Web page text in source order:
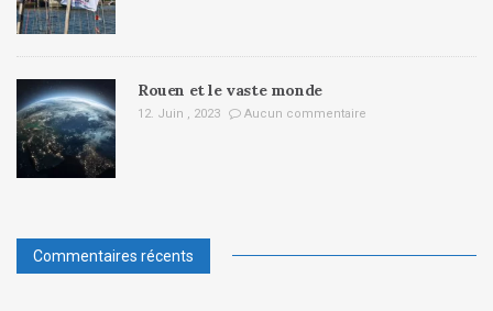
Rouen et le vaste monde
12. Juin , 2023 Aucun commentaire
Commentaires récents